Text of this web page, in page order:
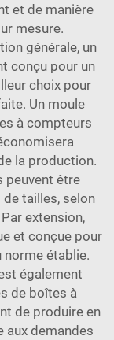
et de manière
mesure.
générale, un
conçu pour un
choix pour
Un moule
à compteurs
la production.
peuvent être
tailles, selon
extension,
et conçue pour
norme établie.
également
de boîtes à
de produire en
aux demandes